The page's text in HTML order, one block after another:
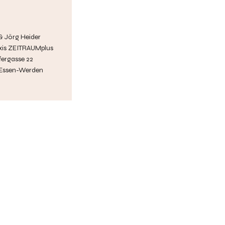
Jörg Heider
ZEITRAUMplus
22
Werden